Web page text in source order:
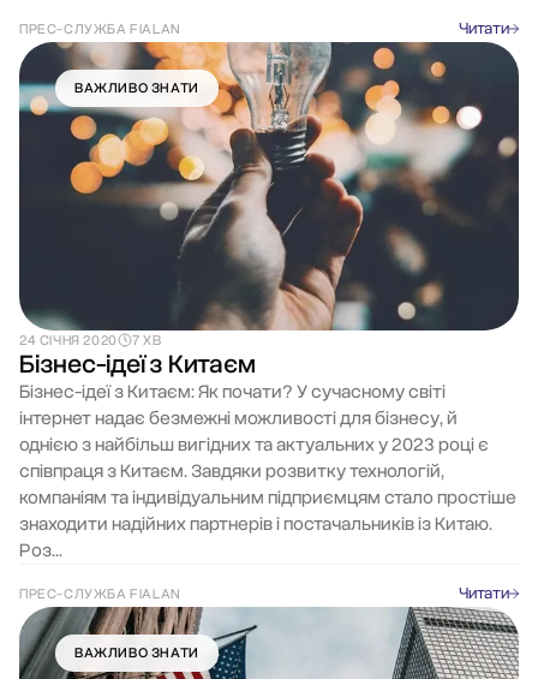
ПРЕС-СЛУЖБА FIALAN Читати
ВАЖЛИВО ЗНАТИ
24 СІЧНЯ 2020 7 ХВ
Бізнес-ідеї з Китаєм
Бізнес-ідеї з Китаєм: Як почати? У сучасному світі
інтернет надає безмежні можливості для бізнесу, й
однією з найбільш вигідних та актуальних у 2023 році є
співпраця з Китаєм. Завдяки розвитку технологій,
компаніям та індивідуальним підприємцям стало простіше
знаходити надійних партнерів і постачальників із Китаю.
Роз…
ПРЕС-СЛУЖБА FIALAN Читати
ВАЖЛИВО ЗНАТИ